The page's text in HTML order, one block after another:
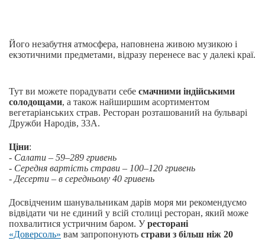
Його незабутня атмосфера, наповнена живою музикою і
екзотичними предметами, відразу перенесе вас у далекі краї.
Тут ви можете порадувати себе смачними індійськими
солодощами, а також найширшим асортиментом
вегетаріанських страв. Ресторан розташований на бульварі
Дружби Народів, 33А.
Ціни:
- Салати – 59–289 гривень
- Середня вартість страви – 100–120 гривень
- Десерти – в середньому 40 гривень
Досвідченим шанувальникам дарів моря ми рекомендуємо
відвідати чи не єдиний у всій столиці ресторан, який може
похвалитися устричним баром. Уресторані
«Доверсоль» вам запропонують страви з більш ніж 20